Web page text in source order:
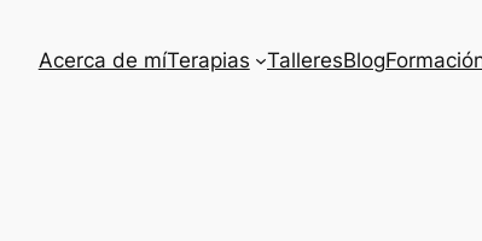
Acerca de míTerapias TalleresBlog